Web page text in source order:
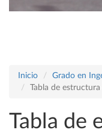
Inicio
Grado en
Tabla de
Tabla de